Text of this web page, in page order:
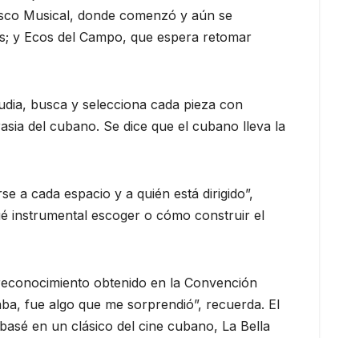
Musical, donde comenzó y aún se
y Ecos del Campo, que espera retomar
busca y selecciona cada pieza con
del cubano. Se dice que el cubano lleva la
a cada espacio y a quién está dirigido”,
instrumental escoger o cómo construir el
obtenido en la Convención
fue algo que me sorprendió”, recuerda. El
en un clásico del cine cubano, La Bella